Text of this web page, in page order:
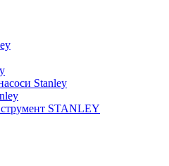
Stanley
STANLEY